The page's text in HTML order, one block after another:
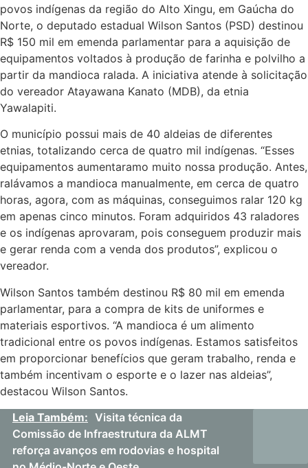
povos indígenas da região do Alto Xingu, em Gaúcha do
Norte, o deputado estadual Wilson Santos (PSD) destinou
R$ 150 mil em emenda parlamentar para a aquisição de
equipamentos voltados à produção de farinha e polvilho a
partir da mandioca ralada. A iniciativa atende à solicitação
do vereador Atayawana Kanato (MDB), da etnia
Yawalapiti.
O município possui mais de 40 aldeias de diferentes
etnias, totalizando cerca de quatro mil indígenas. “Esses
equipamentos aumentaramo muito nossa produção. Antes,
ralávamos a mandioca manualmente, em cerca de quatro
horas, agora, com as máquinas, conseguimos ralar 120 kg
em apenas cinco minutos. Foram adquiridos 43 raladores
e os indígenas aprovaram, pois conseguem produzir mais
e gerar renda com a venda dos produtos”, explicou o
vereador.
Wilson Santos também destinou R$ 80 mil em emenda
parlamentar, para a compra de kits de uniformes e
materiais esportivos. “A mandioca é um alimento
tradicional entre os povos indígenas. Estamos satisfeitos
em proporcionar benefícios que geram trabalho, renda e
também incentivam o esporte e o lazer nas aldeias”,
destacou Wilson Santos.
Leia Também: Visita técnica da
Comissão de Infraestrutura da ALMT
reforça avanços em rodovias e hospital